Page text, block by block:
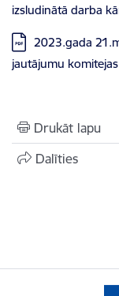
izsludinātā darba
Lejupielādēt:
2023.gada
jautājumu
Drukāt lapu
Dalīties